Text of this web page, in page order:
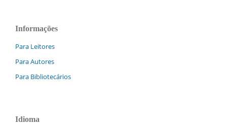
Informações
Para Leitores
Para Autores
Para Bibliotecários
Idioma